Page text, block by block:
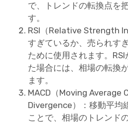
で、トレンドの転換点を
す。
RSI（Relative Strength
すぎているか、売られす
ために使用されます。
た場合には、相場の転換
ます。
MACD（Moving Average
Divergence）：移動平均
ことで、相場のトレンド